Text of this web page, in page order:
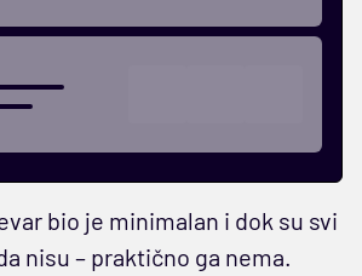
bio je minimalan i dok su svi
nisu – praktično ga nema.